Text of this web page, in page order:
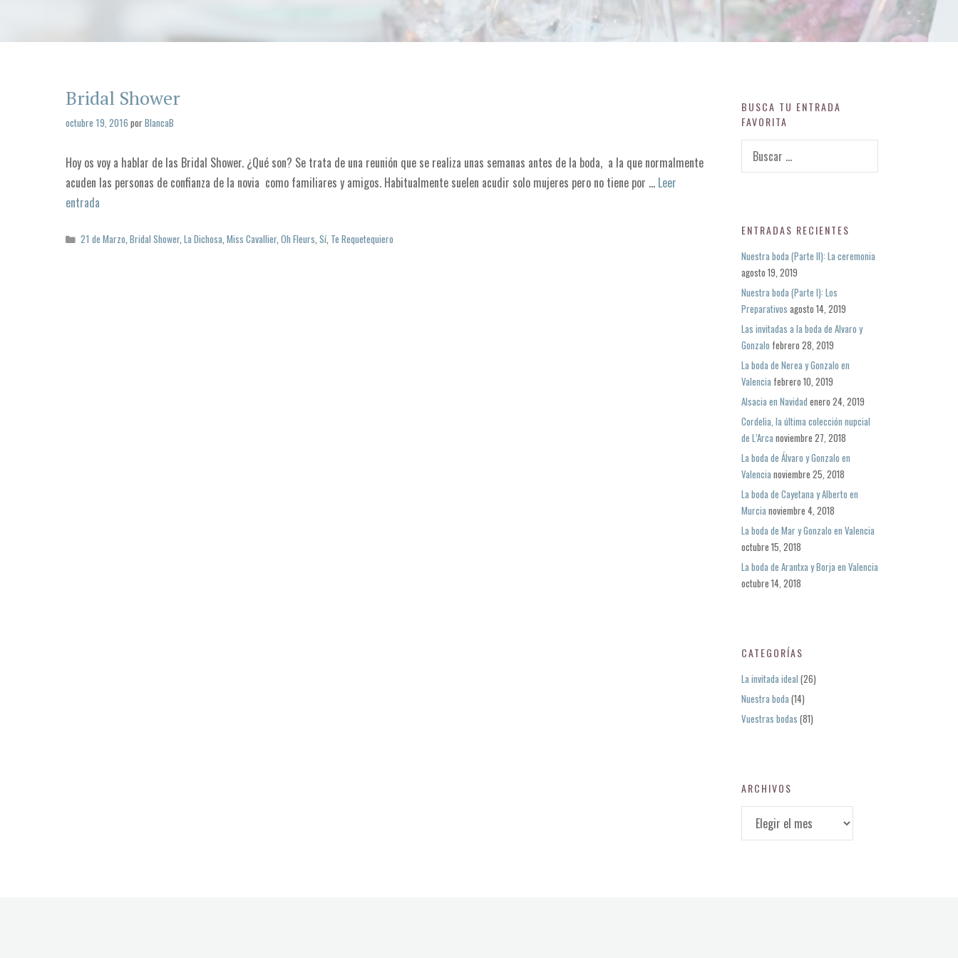
Bridal Shower
octubre 19, 2016 porBlancaB
Hoy os voy a hablar de las Bridal Shower. ¿Qué son? Se trata de una reunión que se realiza unas semanas antes de la boda, a la que normalmente
acuden las personas de confianza de la novia como familiares y amigos. Habitualmente suelen acudir solo mujeres pero no tiene por … Leer
entrada
C
21 de Marzo,Bridal Shower,La Dichosa,Miss Cavallier,Oh Fleurs,Sí, Te Requetequiero
BUSCA TU ENTRADA
FAVORITA
rENTRADAS RECIENTES
Nuestra boda (Parte II): La ceremonia
agosto 19, 2019
Nuestra boda (Parte I): Los
Preparativos agosto 14, 2019
Las invitadas a la boda de Alvaro y
Gonzalo febrero 28, 2019
La boda de Nerea y Gonzalo en
Valencia febrero 10, 2019
Alsacia en Navidad enero 24, 2019
Cordelia, la última colección nupcial
de L’Arca noviembre 27, 2018
La boda de Álvaro y Gonzalo en
Valencia noviembre 25, 2018
La boda de Cayetana y Alberto en
Murcia noviembre 4, 2018
La boda de Mar y Gonzalo en Valencia
octubre 15, 2018
La boda de Arantxa y Borja en Valencia
octubre 14, 2018
CATEGORÍAS
La invitada ideal (26)
Nuestra boda (14)
Vuestras bodas (81)
ARCHIVOS